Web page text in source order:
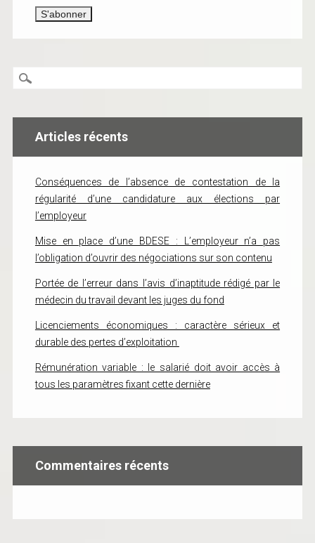
Articles récents
Conséquences de l’absence de contestation de la
régularité d’une candidature aux élections par
l’employeur
Mise en place d’une BDESE : L’employeur n’a pas
l’obligation d’ouvrir des négociations sur son contenu
Portée de l’erreur dans l’avis d’inaptitude rédigé par le
médecin du travail devant les juges du fond
Licenciements économiques : caractère sérieux et
durable des pertes d’exploitation
Rémunération variable : le salarié doit avoir accès à
tous les paramètres fixant cette dernière
Commentaires récents